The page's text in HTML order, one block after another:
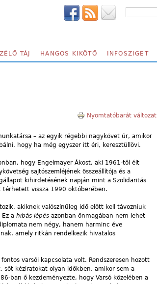
TÁJ HANGOS KIKÖTŐ INFOSZIGET
Nyomtatóbarát változat
– az egyik régebbi nagykövet úr, amikor
hogy ha még egyszer itt éri, keresztüllövi.
hogy Engelmayer Ákost, aki 1961-től élt
sajtószemléjének összeállítója és a
kihirdetésének napján mint a Szolidaritás
vissza 1990 októberében.
akiknek valószínűleg idő előtt kell távozniuk
a hibás lépés azonban önmagában nem lehet
nem négy, hanem harminc éve
amely ritkán rendelkezik hivatalos
varsói kapcsolata volt. Rendszeresen hozott
sőt kéziratokat olyan időkben, amikor sem a
ban ő kezdeményezte, hogy Varsó közelében a